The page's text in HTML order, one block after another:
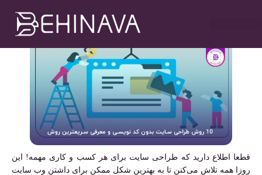
اردیبهشت ۱۲, ۱۴۰۳ ۲:۰۰ ب٫ظ
قطعا اطلاع دارید که طراحی سایت برای هر کسب و کاری مهمه! این
روزا همه تلاش می‌کنن تا به بهترین شکل ممکن برای داشتن وب سایت